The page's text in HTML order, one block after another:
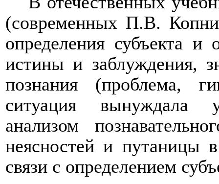
(современных П.В.
определения субъекта и
истины и заблуждения,
познания (проблема,
ситуация вынуждала
анализом
неясностей и путаницы
связи с определением